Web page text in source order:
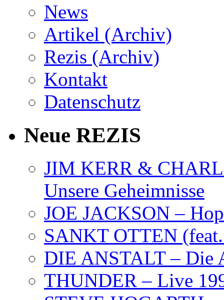
News
Artikel (Archiv)
Rezis (Archiv)
Kontakt
Datenschutz
Neue REZIS
JIM KERR &
Unsere Geheimnisse
JOE JACKSON –
SANKT OTTEN
DIE ANSTALT – Die
THUNDER – Live